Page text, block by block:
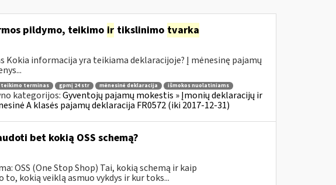
pildymo, teikimo irtikslinimo tvarka
Kokia informacija yra teikiama deklaracijoje? Į mėnesinę pajamų
teikimo terminas gpmį 24 str mėnesinė deklaracija
išmokos nuolatiniams
kategorijos:Gyventojų pajamų mokestis » Įmonių deklaracijų ir
A klasės pajamų deklaracija FR0572 (iki 2017-12-31)
bet kokią OSS schemą?
OSS (One Stop Shop) Tai, kokią schemą ir kaip
kokią veiklą asmuo vykdys ir kur toks...